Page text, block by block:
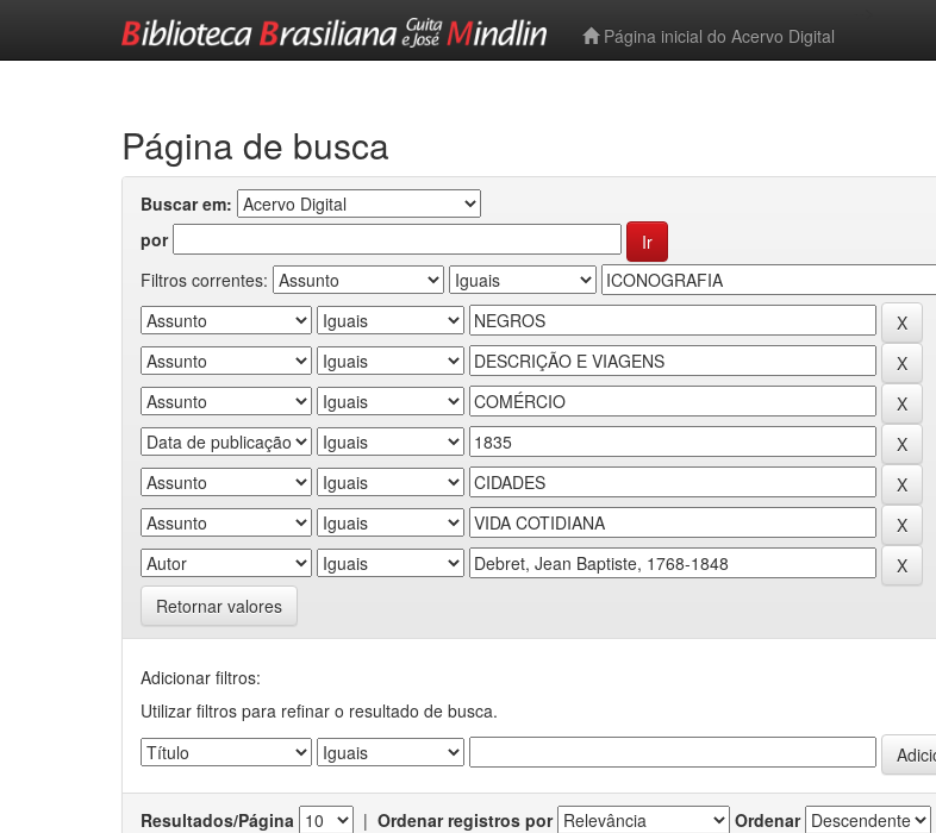
Página inicial do Acervo Digital
Página de busca
Buscar em:
por
Filtros correntes:
Retornar valores
Adicionar filtros:
Utilizar filtros para refinar o resultado de busca.
Resultados/Página | Ordenar registros por Ordenar